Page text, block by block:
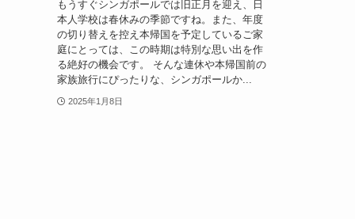
もうすぐシンガポールでは旧正月を迎え、日
本人学校は春休みの季節ですね。また、年度
の切り替えを控え本帰国を予定しているご家
庭にとっては、この時期は特別な思い出を作
る絶好の機会です。 そんな連休や本帰国前の
家族旅行にぴったりな、シンガポールか...
2025年1月8日